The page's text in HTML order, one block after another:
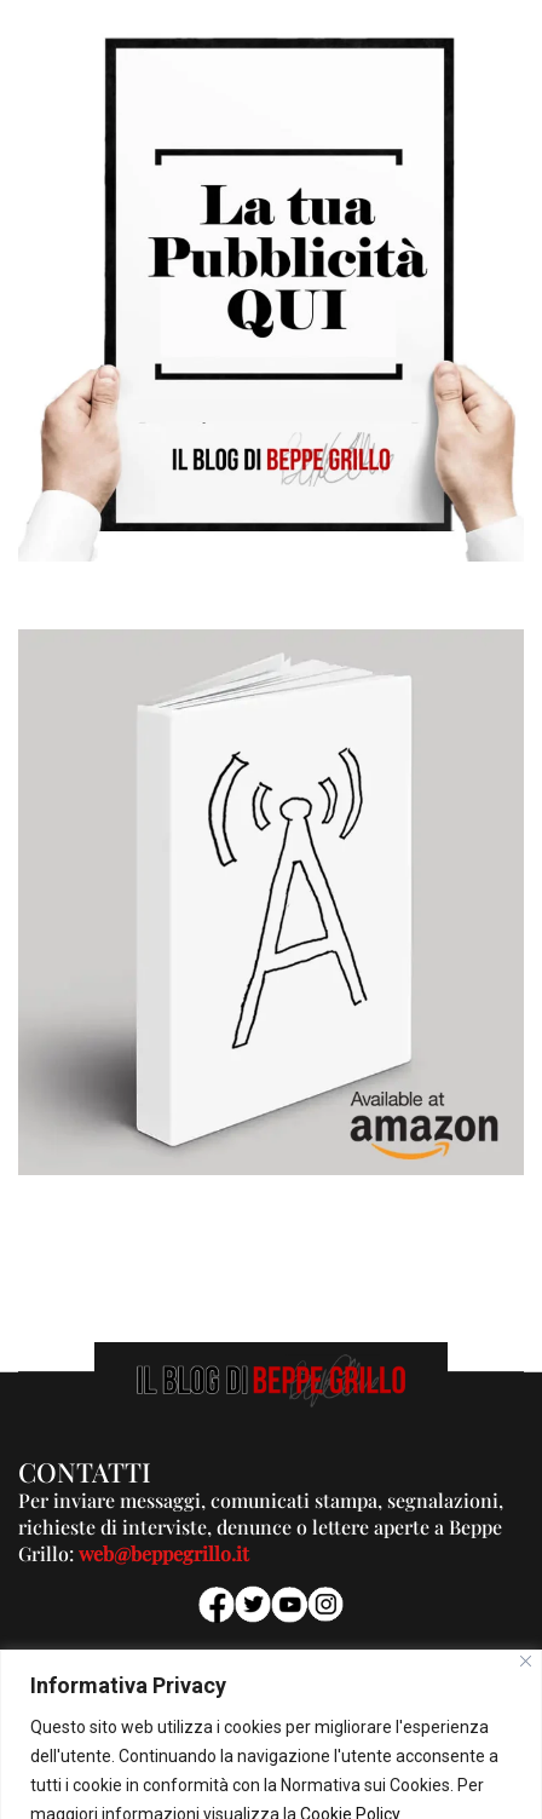
Informativa Privacy
Questo sito web utilizza i cookies per migliorare l'esperienza
dell'utente. Continuando la navigazione l'utente acconsente a
tutti i cookie in conformità con la Normativa sui Cookies. Per
maggiori informazioni visualizza la Cookie Policy
CONTATTI
Per inviare messaggi, comunicati stampa, segnalazioni,
richieste di interviste, denunce o lettere aperte a Beppe
Grillo:web@beppegrillo.it
PUBBLICITA'
Per la tua pubblicità su questo Blog:
pubblicita@beppegrillo.it